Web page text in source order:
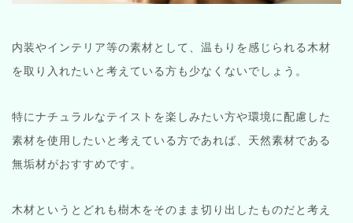
内装やインテリア等の素材として、温もりを感じられる木材
を取り入れたいと考えている方も少なくないでしょう。
特にナチュラルなテイストを楽しみたい方や環境に配慮した
素材を使用したいと考えている方であれば、天然素材である
無垢材がおすすめです。
木材というとどれも樹木をそのまま切り出したものだと考え